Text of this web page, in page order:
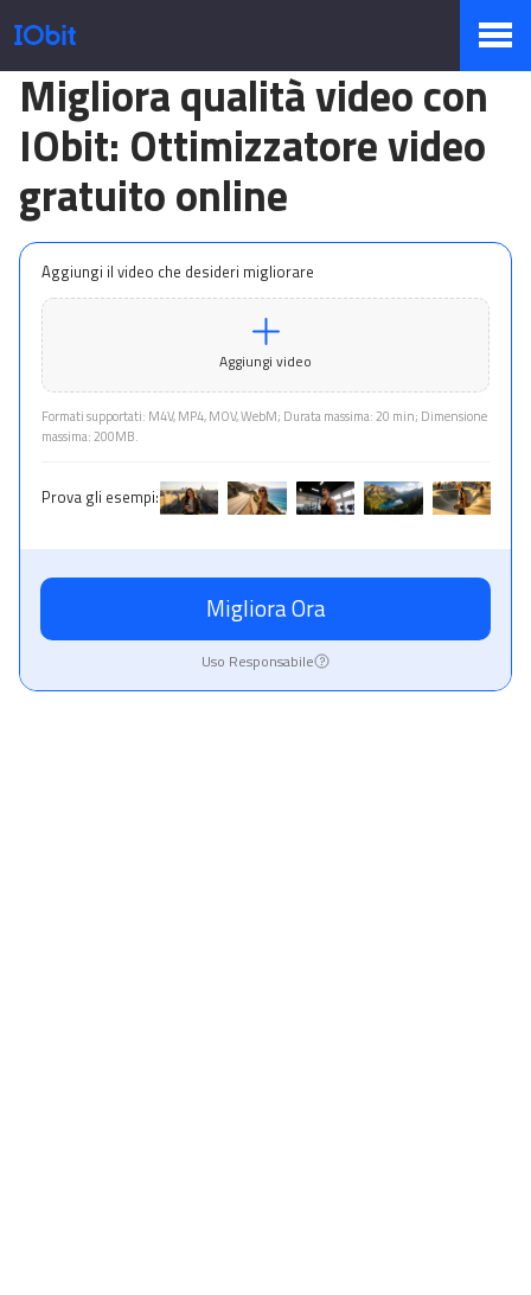
Prodotti
Negozio
Sala Stampa
Supporto
Migliora qualità video con
IObit: Ottimizzatore video
gratuito online
Aggiungi il video che desideri migliorare
Aggiungi video
Formati supportati: M4V, MP4, MOV, WebM; Durata massima: 20 min; Dimensione
massima: 200MB.
Prova gli esempi:
Migliora Ora
Uso Responsabile